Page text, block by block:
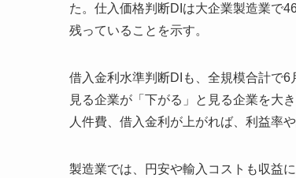
た。仕入価格判断DIは大企業製造業で
残っていることを示す。
借入金利水準判断DIも、全規模合計で
見る企業が「下がる」と見る企業を大
人件費、借入金利が上がれば、利益率
製造業では、円安や輸入コストも収益